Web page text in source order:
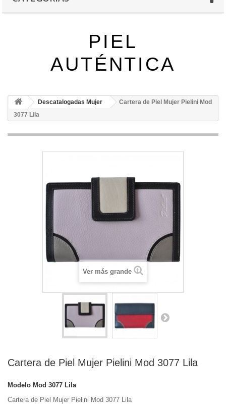
PIEL
AUTÉNTICA
Descatalogadas Mujer
Cartera de Piel Mujer Pielini Mod
3077 Lila
Ver más grande
Cartera de Piel Mujer Pielini Mod 3077 Lila
Modelo Mod 3077 Lila
Cartera de Piel Mujer Pielini Mod 3077 Lila